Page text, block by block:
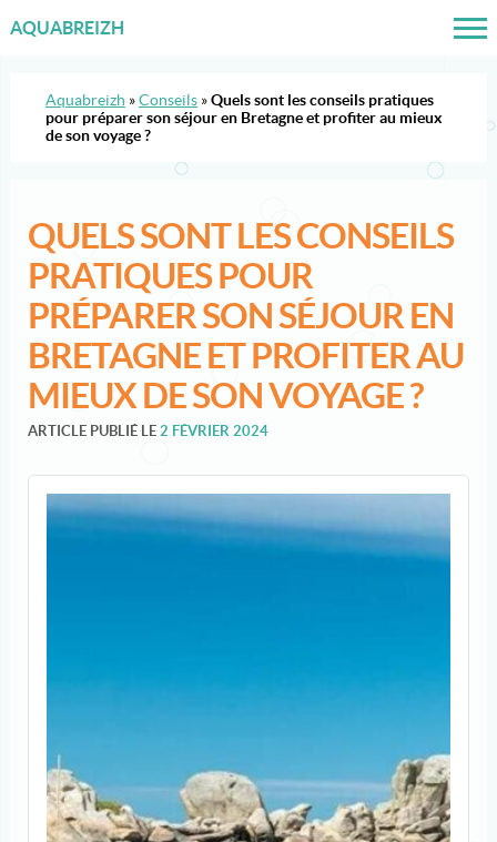
AQUABREIZH
Aquabreizh »Conseils»Quels sont les conseils pratiques
pour préparer son séjour en Bretagne et profiter au mieux
de son voyage ?
QUELS SONT LES CONSEILS
PRATIQUES POUR
PRÉPARER SON SÉJOUR EN
BRETAGNE ET PROFITER AU
MIEUX DE SON VOYAGE ?
ARTICLE PUBLIÉ LE 2 FÉVRIER 2024